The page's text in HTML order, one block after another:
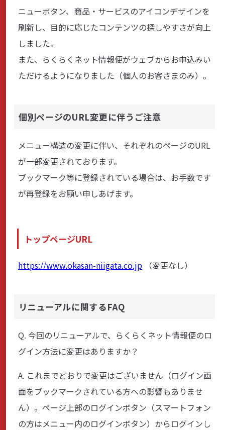
サステナビリティ
問い合わせフォーム
お電話でのお問い合わせ
ニューボタン、商品・サービスのアイコンデザインを
刷新し、目的に応じたコンテンツの探しやすさが向上
しました。
また、らくらくネット情報便がウェブからお申込みい
ただけるようになりました（個人のお客さまのみ）。
個別ページのURL変更に伴うご注意
メニュー構造の変更に伴い、それぞれのページのURL
が一部変更されております。
ブックマーク等に登録されている場合は、お手数です
が再登録をお願い申しあげます。
トップページURL
https://www.okasan-niigata.co.jp （変更なし）
リニューアルに関するFAQ
Q. 今回のリニューアルで、らくらくネット情報便のロ
グイン方法に変更はありますか？
A. これまでどおりで変更はございません（ログイン画
面をブックマークされている方への影響もありませ
ん）。ページ上部のログインボタン（スマートフォン
の方はメニュー内のログインボタン）からログインし